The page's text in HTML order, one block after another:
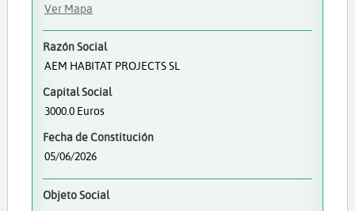
Ver Mapa
Razón Social
AEM HABITAT PROJECTS SL
Capital Social
3000.0 Euros
Fecha de Constitución
05/06/2026
Objeto Social